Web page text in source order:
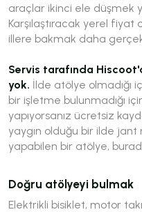
araçlar ikinci ele düşmek
Karşılaştıracak yerel fiyat
illere bakmak daha
Servis tarafında
yok. İlde atölye olmadığı
bir işletme bulunmadığı
yapıyorsanız ücretsiz
yaygın olduğu bir ilde
yapabilen bir atölye,
Doğru atölyeyi bulmak
Elektrikli bisiklet, motor